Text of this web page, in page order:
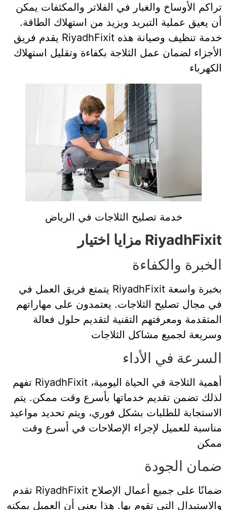
تراكم الأوساخ والغبار في الفلاتر والمكثفات يمكن
أن يعيق عملية التبريد ويزيد من استهلاك الطاقة.
يقدم فريق RiyadhFixit خدمة تنظيف وصيانة هذه
الأجزاء لضمان عمل الثلاجة بكفاءة وتقليل استهلاك
الكهرباء
خدمة تصليح الثلاجات في الرياض
مزايا اختيار RiyadhFixit
الخبرة والكفاءة
يتمتع فريق العمل في RiyadhFixit بخبرة واسعة
في مجال تصليح الثلاجات. يعتمدون على مهاراتهم
المتقدمة ومعرفتهم التقنية لتقديم حلول فعالة
وسريعة لجميع مشاكل الثلاجات
السرعة في الأداء
تفهم RiyadhFixit أهمية الثلاجة في الحياة اليومية،
لذلك تضمن تقديم خدماتها بأسرع وقت ممكن. يتم
الاستجابة للطلبات بشكل فوري، ويتم تحديد مواعيد
مناسبة للعميل لإجراء الإصلاحات في أسرع وقت
ممكن
ضمان الجودة
تقدم RiyadhFixit ضمانًا على جميع أعمال الإصلاح
والاستبدال التي تقوم بها. هذا يعني أن العميل يمكنه